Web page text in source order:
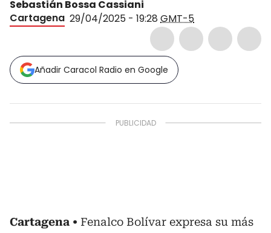
Sebastián Bossa Cassiani
Cartagena 29/04/2025 - 19:28 GMT-5
Añadir Caracol Radio en Google
Cartagena
Fenalco Bolívar expresa su más